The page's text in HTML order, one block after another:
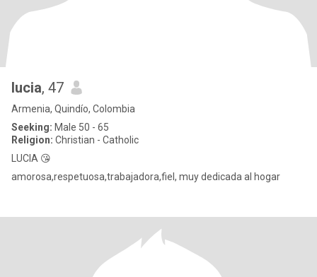
lucia, 47
Armenia, Quindío, Colombia
Seeking: Male 50 - 65
Religion: Christian - Catholic
LUCIA 😘
amorosa,respetuosa,trabajadora,fiel, muy dedicada al hogar